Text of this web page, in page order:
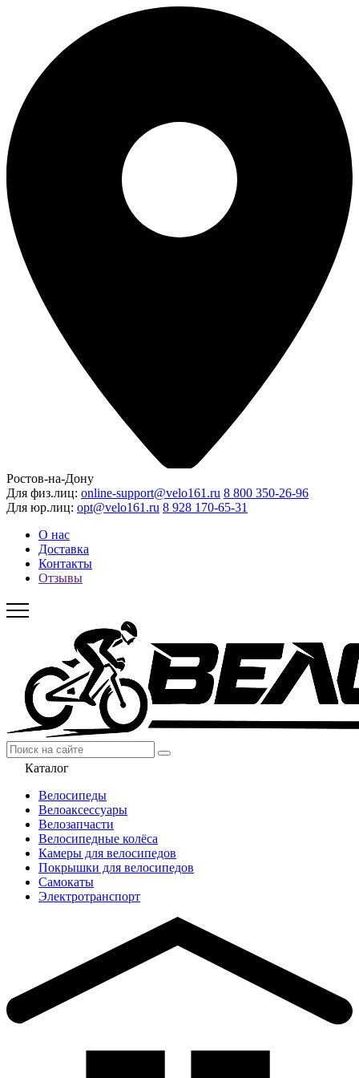
Ростов-на-Дону
Для физ.лиц: online-support@velo161.ru 8 800 350-26-96
Для юр.лиц: opt@velo161.ru 8 928 170-65-31
О нас
Доставка
Контакты
Отзывы
Каталог
Велосипеды
Велоаксессуары
Велозапчасти
Велосипедные колёса
Камеры для велосипедов
Покрышки для велосипедов
Самокаты
Электротранспорт